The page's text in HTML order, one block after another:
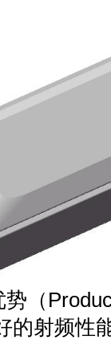
（
射频性